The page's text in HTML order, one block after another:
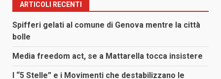
ARTICOLI RECENTI
Spifferi gelati al comune di Genova mentre la città
bolle
Media freedom act, se a Mattarella tocca insistere
I “5 Stelle” e i Movimenti che destabilizzano le